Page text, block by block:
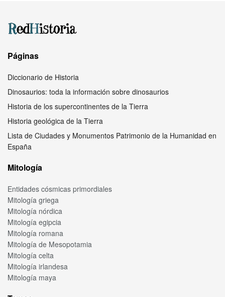
Páginas
Diccionario de Historia
Dinosaurios: toda la información sobre dinosaurios
Historia de los supercontinentes de la Tierra
Historia geológica de la Tierra
Lista de Ciudades y Monumentos Patrimonio de la Humanidad en
España
Mitología
Entidades cósmicas primordiales
Mitología griega
Mitología nórdica
Mitología egipcia
Mitología romana
Mitología de Mesopotamia
Mitología celta
Mitología irlandesa
Mitología maya